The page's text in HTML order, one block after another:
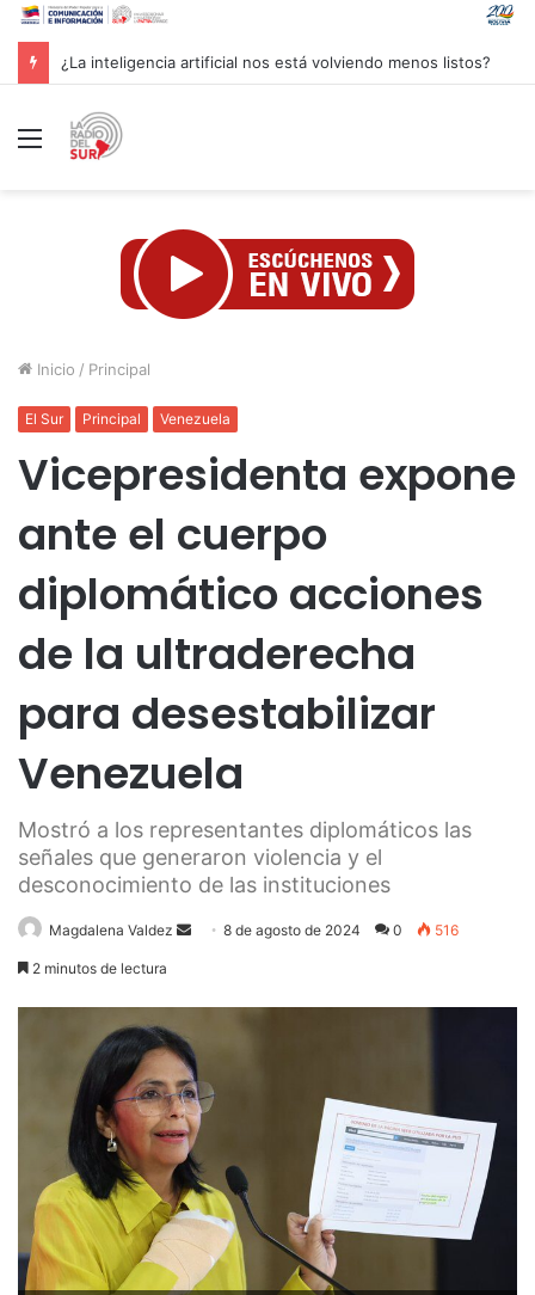
Groenlandia lanza una fuerte advertencia a empresa petrolera vinculada a Trump
Menú
Inicio / Principal
El Sur Principal Venezuela
Vicepresidenta expone
ante el cuerpo
diplomático acciones
de la ultraderecha
para desestabilizar
Venezuela
Mostró a los representantes diplomáticos las
señales que generaron violencia y el
desconocimiento de las instituciones
Magdalena Valdez
Send8 de agosto de 2024 0 516
2 minutos de lectura